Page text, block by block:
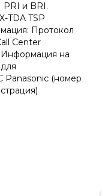
PRI и BRI.
TDA TSP
Протокол
Center
на
Panasonic (номер